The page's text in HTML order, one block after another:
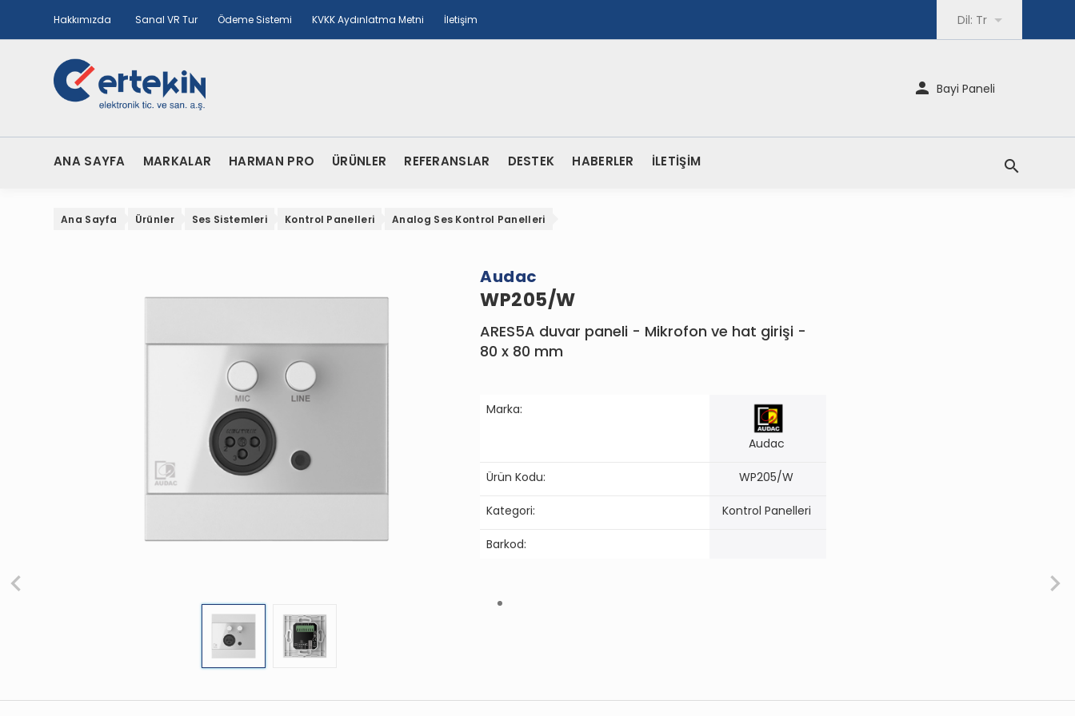
Hakkımızda Sanal VR Tur Ödeme Sistemi KVKK Aydınlatma Metni İletişim Dil: Tr
Bayi Paneli
ANA SAYFA MARKALAR HARMAN PRO ÜRÜNLER REFERANSLAR DESTEK HABERLER İLETİŞİM
Ana Sayfa Ürünler Ses Sistemleri Kontrol Panelleri Analog Ses Kontrol Panelleri
Audac
WP205/W
ARES5A duvar paneli - Mikrofon ve hat girişi -
80 x 80 mm
Marka:
Audac
Ürün Kodu: WP205/W
Kategori: Kontrol Panelleri
Barkod: